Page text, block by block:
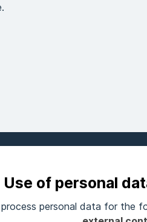
Use of personal
personal data for the